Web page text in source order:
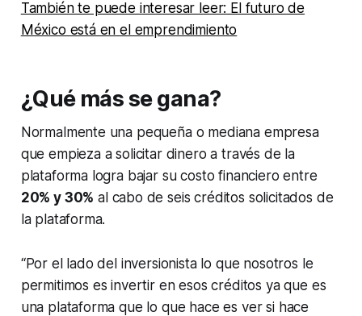
También te puede interesar leer: El futuro de
México está en el emprendimiento
¿Qué más se gana?
Normalmente una pequeña o mediana empresa
que empieza a solicitar dinero a través de la
plataforma logra bajar su costo financiero entre
20% y 30% al cabo de seis créditos solicitados de
la plataforma.
“Por el lado del inversionista lo que nosotros le
permitimos es invertir en esos créditos ya que es
una plataforma que lo que hace es ver si hace